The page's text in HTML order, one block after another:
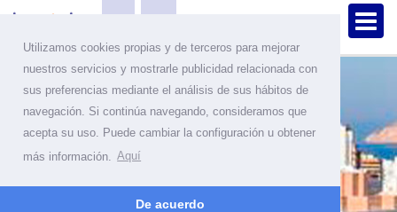
Utilizamos cookies propias y de terceros para mejorar
nuestros servicios y mostrarle publicidad relacionada con
sus preferencias mediante el análisis de sus hábitos de
navegación. Si continúa navegando, consideramos que
acepta su uso. Puede cambiar la configuración u obtener
más información.
Aquí
De acuerdo
Alquila tus
apartamentos y gana
dinero con Beninter